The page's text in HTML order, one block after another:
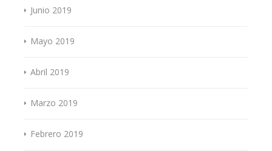
Junio 2019
Mayo 2019
Abril 2019
Marzo 2019
Febrero 2019